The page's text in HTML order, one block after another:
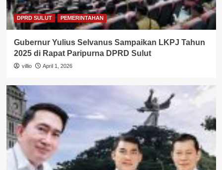
DPRD SULUT PEMERINTAHAN
Gubernur Yulius Selvanus Sampaikan LKPJ Tahun
2025 di Rapat Paripurna DPRD Sulut
villio April 1, 2026